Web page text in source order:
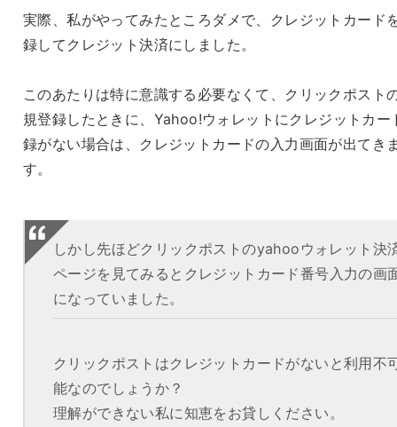
実際、私がやってみたところダメで、クレジットカード
録してクレジット決済にしました。
このあたりは特に意識する必要なくて、クリックポスト
規登録したときに、Yahoo!ウォレットにクレジットカー
録がない場合は、クレジットカードの入力画面が出てき
す。
しかし先ほどクリックポストのyahooウォレット決
ページを見てみるとクレジットカード番号入力の画
になっていました。
クリックポストはクレジットカードがないと利用不
能なのでしょうか？
理解ができない私に知恵をお貸しください。